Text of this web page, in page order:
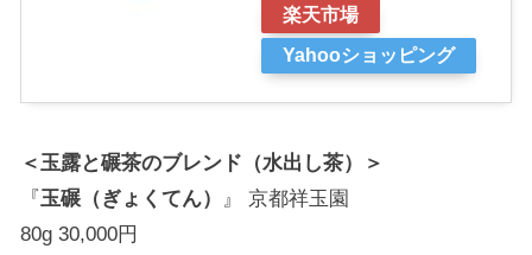
楽天市場
Yahooショッピング
＜玉露と碾茶のブレンド（水出し茶）＞
『玉碾（ぎょくてん）
』 京都祥玉園
80g 30,000円